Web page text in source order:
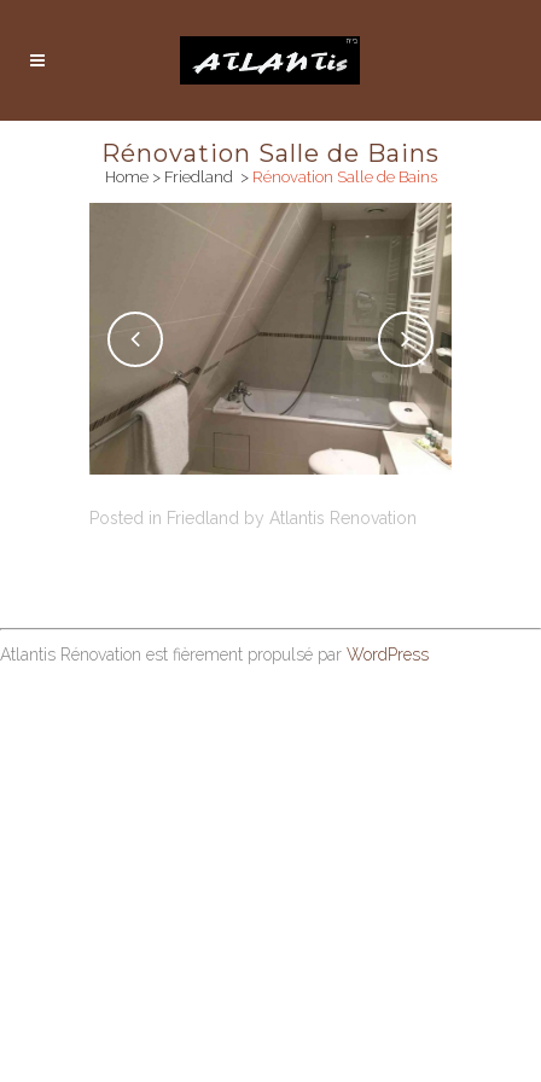
Rénovation Salle de Bains
Home> Friedland > Rénovation Salle de Bains
Posted in Friedland by Atlantis Renovation
Atlantis Rénovation est fièrement propulsé par WordPress